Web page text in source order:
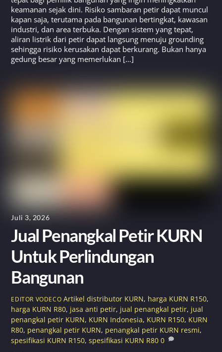
keamanan sejak dini. Risiko sambaran petir dapat muncul
kapan saja, terutama pada bangunan bertingkat, kawasan
industri, dan area terbuka. Dengan sistem yang tepat,
aliran listrik dari petir dapat langsung menuju grounding
sehingga risiko kerusakan dapat berkurang. Bukan hanya
gedung besar yang memerlukan […]
Juli 3, 2026
Jual Penangkal Petir KURN
Untuk Perlindungan
Bangunan
EDITOR VODECO Artikel distributor KURN, harga KURN R150,
harga KURN R80, jasa anti petir, jual penangkal petir, jual
penangkal petir KURN, KURN Indonesia, KURN R150, KURN
R80, penangkal petir KURN, penangkal petir KURN resmi,
spesifikasi KURN R150,spesifikasi KURN R80 0